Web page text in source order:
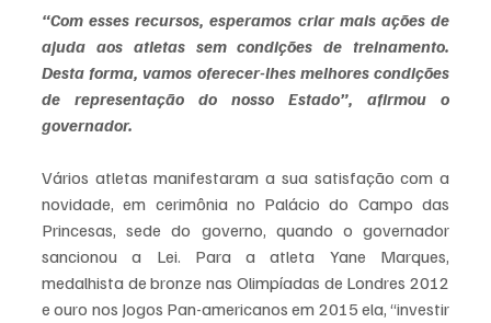
“Com esses recursos, esperamos criar mais ações de
ajuda aos atletas sem condições de treinamento.
Desta forma, vamos oferecer-lhes melhores condições
de representação do nosso Estado”, afirmou o
governador.
Vários atletas manifestaram a sua satisfação com a
novidade, em cerimônia no Palácio do Campo das
Princesas, sede do governo, quando o governador
sancionou a Lei. Para a atleta Yane Marques,
medalhista de bronze nas Olimpíadas de Londres 2012
e ouro nos Jogos Pan-americanos em 2015 ela, “investir